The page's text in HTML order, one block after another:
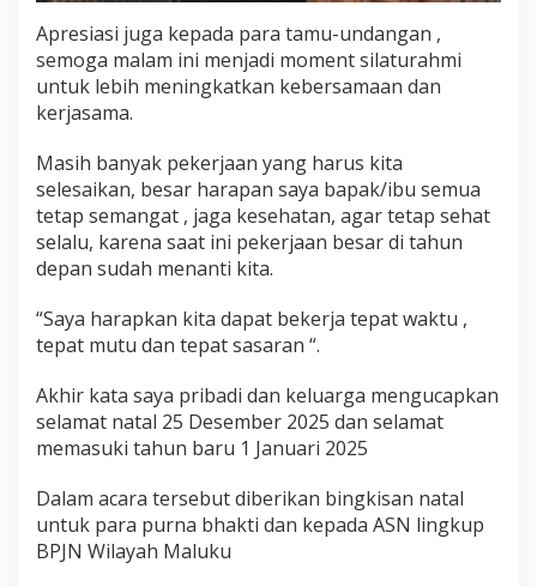
Apresiasi juga kepada para tamu-undangan ,
semoga malam ini menjadi moment silaturahmi
untuk lebih meningkatkan kebersamaan dan
kerjasama.
Masih banyak pekerjaan yang harus kita
selesaikan, besar harapan saya bapak/ibu semua
tetap semangat , jaga kesehatan, agar tetap sehat
selalu, karena saat ini pekerjaan besar di tahun
depan sudah menanti kita.
“Saya harapkan kita dapat bekerja tepat waktu ,
tepat mutu dan tepat sasaran “.
Akhir kata saya pribadi dan keluarga mengucapkan
selamat natal 25 Desember 2025 dan selamat
memasuki tahun baru 1 Januari 2025
Dalam acara tersebut diberikan bingkisan natal
untuk para purna bhakti dan kepada ASN lingkup
BPJN Wilayah Maluku